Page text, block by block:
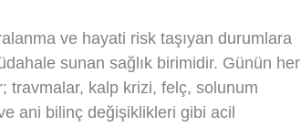
ve hayati risk taşıyan durumlara
sunan sağlık birimidir. Günün her
travmalar, kalp krizi, felç, solunum
ani bilinç değişiklikleri gibi acil